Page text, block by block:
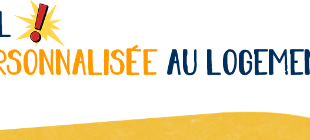
au